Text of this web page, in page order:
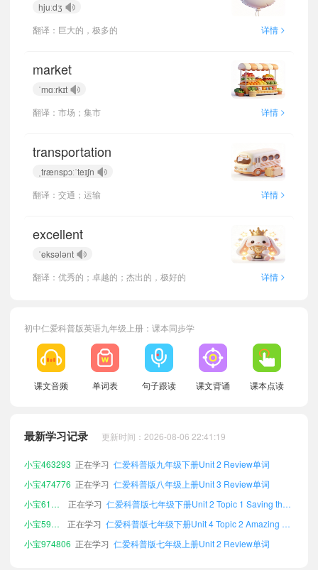
hjuːdʒ
翻译：巨大的，极多的
详情 >
market
ˈmɑːrkɪt
翻译：市场；集市
详情 >
transportation
ˌtrænspɔːˈteɪʃn
翻译：交通；运输
详情 >
excellent
ˈeksələnt
翻译：优秀的；卓越的；杰出的，极好的
详情 >
初中仁爱科普版英语九年级上册：课本同步学
课文音频 单词表 句子跟读 课文背诵 课本点读
最新学习记录 更新时间：2026-08-06 22:41:19
小宝744471 正在学习
仁爱科普版七年级上册Unit 4 Topic 3 Amazing Science单词
小宝518530
正在学习
小宝463293 正在学习 仁爱科普版九年级下册Unit 2 Review单词
小宝474776 正在学习 仁爱科普版八年级上册Unit 3 Review单词
小宝610585
正在学习
仁爱科普版七年级下册Unit 2 Topic 1 Saving the Earth单词
小宝597627
正在学习
仁爱科普版七年级下册Unit 4 Topic 2 Amazing Science单词
小宝974806 正在学习 仁爱科普版七年级上册Unit 2 Review单词